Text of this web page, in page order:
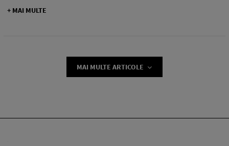
+ MAI MULTE
MAI MULTE ARTICOLE